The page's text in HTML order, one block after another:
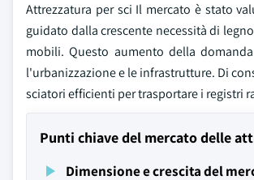
Attrezzatura per sci Il mercato è stato
guidato dalla crescente necessità di
mobili. Questo aumento della
l'urbanizzazione e le infrastrutture. Di
sciatori efficienti per trasportare i registri
Punti chiave del mercato delle
Dimensione e crescita del